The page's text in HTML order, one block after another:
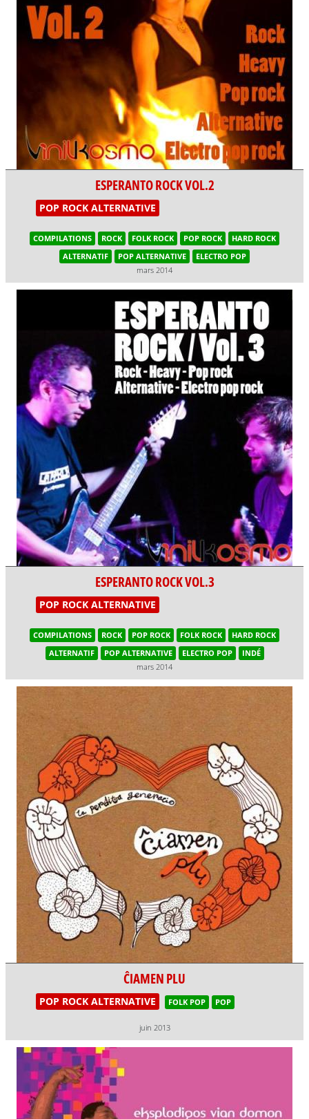
ESPERANTO ROCK VOL.2
POP ROCK ALTERNATIVE
COMPILATIONS ROCK FOLK ROCK POP ROCK
HARD ROCK
ALTERNATIF
POP ALTERNATIVE
ELECTRO POP
mars 2014
ESPERANTO ROCK VOL.3
POP ROCK ALTERNATIVE
COMPILATIONS ROCK POP ROCK FOLK ROCK
HARD ROCK
ALTERNATIF
POP ALTERNATIVE ELECTRO POP
INDÉ
mars 2014
ĈIAMEN PLU
POP ROCK ALTERNATIVE FOLK POP POP
juin 2013